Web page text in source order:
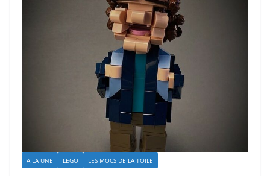
A LA UNE LEGO LES MOCS DE LA TOILE